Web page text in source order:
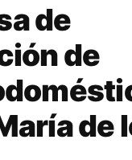
de
de
de